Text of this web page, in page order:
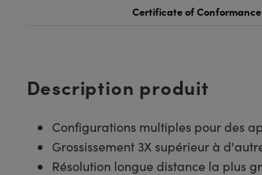
Certificate of
Description produit
Configurations multiples pour des
Grossissement 3X supérieur à
Résolution longue distance la plus